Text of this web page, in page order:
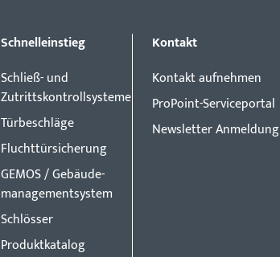
Schnelleinstieg
Schließ- und
Zutrittskontrollsysteme
Türbeschläge
Fluchttürsicherung
GEMOS / Gebäude-
managementsystem
Schlösser
Produktkatalog
Kontakt
Kontakt aufnehmen
ProPoint-Serviceportal
Newsletter Anmeldung